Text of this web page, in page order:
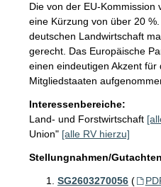
Die von der EU-
eine Kürzung von über 20
deutschen Landwirtschaft
gerecht. Das Europäische
einen eindeutigen Akzent
Mitgliedstaaten
Interessenbereiche:
Land- und Forstwirtschaft
Union" [alle RV hierzu]
Stellungnahmen/
SG2603270056 (